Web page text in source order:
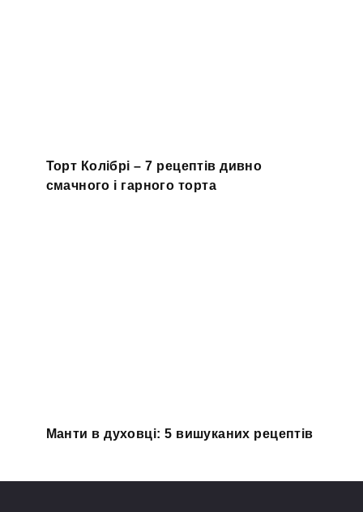
Торт Колібрі – 7 рецептів дивно
смачного і гарного торта
Манти в духовці: 5 вишуканих рецептів